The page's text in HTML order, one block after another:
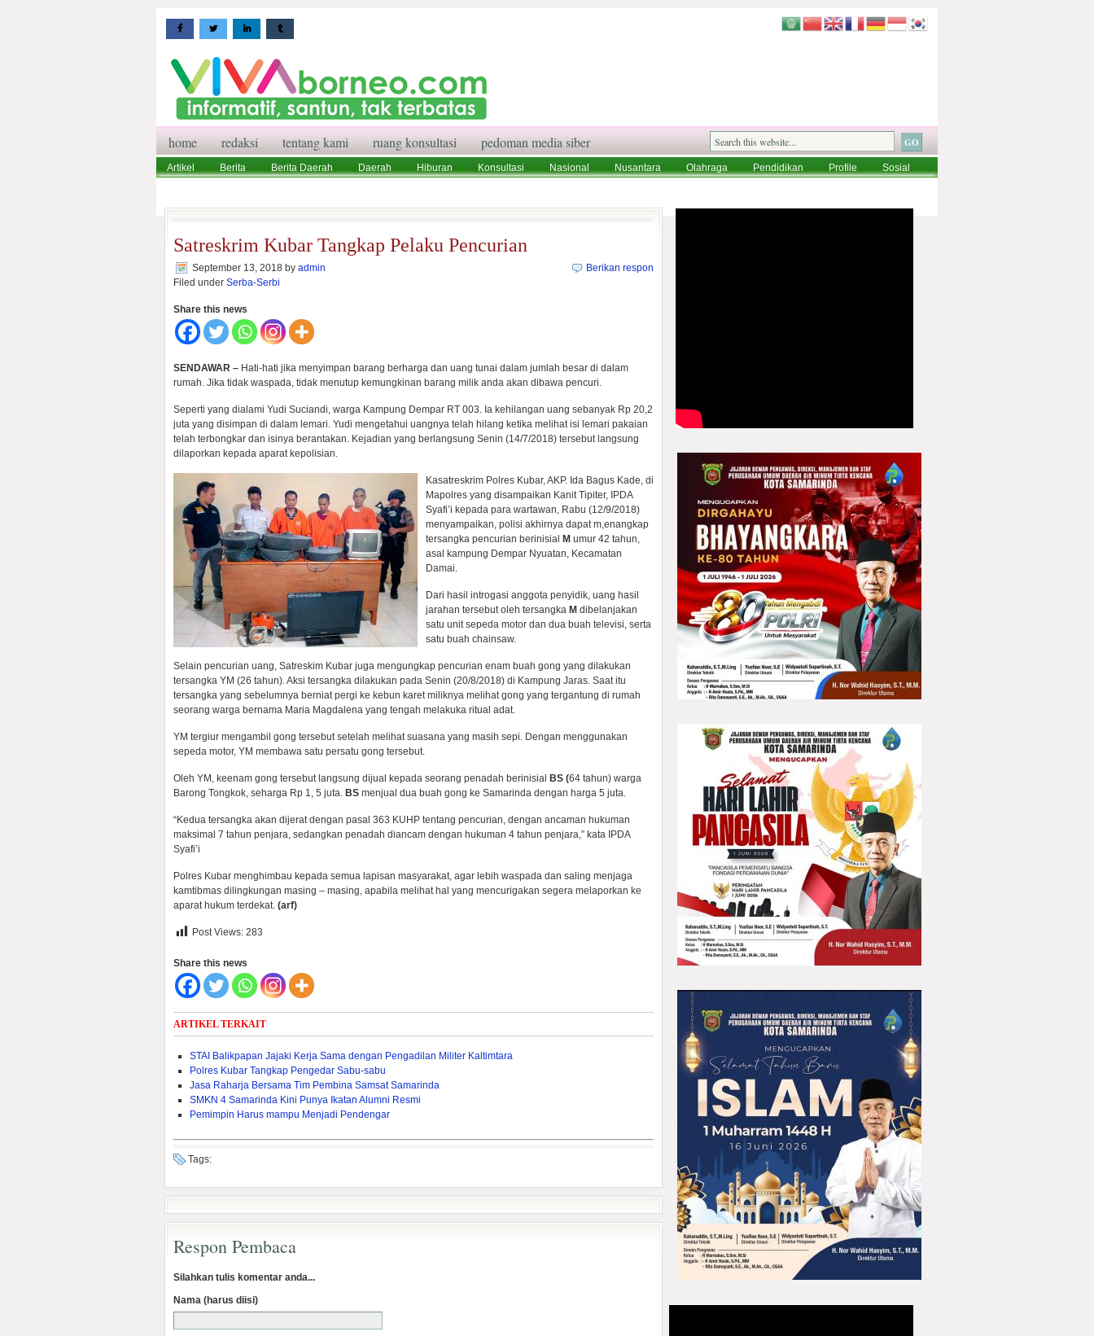
home redaksi tentang kami ruang konsultasi pedoman media siber
Artikel Berita Berita Daerah Daerah Hiburan Konsultasi Nasional Nusantara Olahraga Pendidikan Profile
Sosial
Satreskrim Kubar Tangkap Pelaku Pencurian
September 13, 2018 by admin
Filed under Serba-Serbi
Berikan respon
Share this news
SENDAWAR – Hati-hati jika menyimpan barang berharga dan uang tunai dalam jumlah besar di dalam
rumah. Jika tidak waspada, tidak menutup kemungkinan barang milik anda akan dibawa pencuri.
Seperti yang dialami Yudi Suciandi, warga Kampung Dempar RT 003. Ia kehilangan uang sebanyak Rp 20,2
juta yang disimpan di dalam lemari. Yudi mengetahui uangnya telah hilang ketika melihat isi lemari pakaian
telah terbongkar dan isinya berantakan. Kejadian yang berlangsung Senin (14/7/2018) tersebut langsung
dilaporkan kepada aparat kepolisian.
Kasatreskrim Polres Kubar, AKP. Ida Bagus Kade, di
Mapolres yang disampaikan Kanit Tipiter, IPDA
Syafi’i kepada para wartawan, Rabu (12/9/2018)
menyampaikan, polisi akhirnya dapat m,enangkap
tersangka pencurian berinisial M umur 42 tahun,
asal kampung Dempar Nyuatan, Kecamatan
Damai.
Dari hasil introgasi anggota penyidik, uang hasil
jarahan tersebut oleh tersangka M dibelanjakan
satu unit sepeda motor dan dua buah televisi, serta
satu buah chainsaw.
Selain pencurian uang, Satreskim Kubar juga mengungkap pencurian enam buah gong yang dilakukan
tersangka YM (26 tahun). Aksi tersangka dilakukan pada Senin (20/8/2018) di Kampung Jaras. Saat itu
tersangka yang sebelumnya berniat pergi ke kebun karet miliknya melihat gong yang tergantung di rumah
seorang warga bernama Maria Magdalena yang tengah melakuka ritual adat.
YM tergiur mengambil gong tersebut setelah melihat suasana yang masih sepi. Dengan menggunakan
sepeda motor, YM membawa satu persatu gong tersebut.
Oleh YM, keenam gong tersebut langsung dijual kepada seorang penadah berinisial BS (64 tahun) warga
Barong Tongkok, seharga Rp 1, 5 juta. BS menjual dua buah gong ke Samarinda dengan harga 5 juta.
“Kedua tersangka akan dijerat dengan pasal 363 KUHP tentang pencurian, dengan ancaman hukuman
maksimal 7 tahun penjara, sedangkan penadah diancam dengan hukuman 4 tahun penjara,” kata IPDA
Syafi’i
Polres Kubar menghimbau kepada semua lapisan masyarakat, agar lebih waspada dan saling menjaga
kamtibmas dilingkungan masing – masing, apabila melihat hal yang mencurigakan segera melaporkan ke
aparat hukum terdekat. (arf)
Post Views: 283
Share this news
ARTIKEL TERKAIT
STAI Balikpapan Jajaki Kerja Sama dengan Pengadilan Militer Kaltimtara
Polres Kubar Tangkap Pengedar Sabu-sabu
Jasa Raharja Bersama Tim Pembina Samsat Samarinda
SMKN 4 Samarinda Kini Punya Ikatan Alumni Resmi
Pemimpin Harus mampu Menjadi Pendengar
Tags:
Respon Pembaca
Silahkan tulis komentar anda...
Nama (harus diisi)